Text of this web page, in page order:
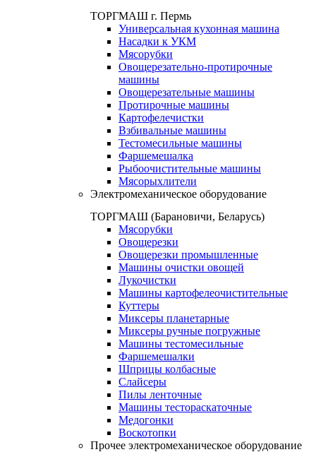
ТОРГМАШ г. Пермь
Универсальная кухонная машина
Насадки к УКМ
Мясорубки
Овощерезательно-протирочные
машины
Овощерезательные машины
Протирочные машины
Картофелечистки
Взбивальные машины
Тестомесильные машины
Фаршемешалка
Рыбоочистительные машины
Мясорыхлители
Электромеханическое оборудование
ТОРГМАШ (Барановичи, Беларусь)
Мясорубки
Овощерезки
Овощерезки промышленные
Машины очистки овощей
Лукочистки
Машины картофелеочистительные
Куттеры
Миксеры планетарные
Миксеры ручные погружные
Машины тестомесильные
Фаршемешалки
Шприцы колбасные
Слайсеры
Пилы ленточные
Машины тестораскаточные
Медогонки
Воскотопки
Прочее электромеханическое оборудование